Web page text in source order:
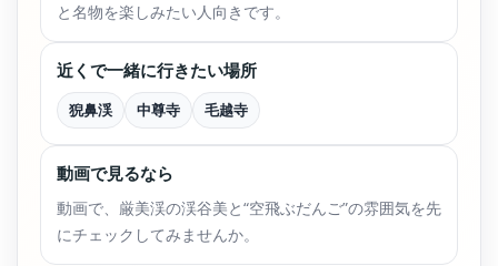
と名物を楽しみたい人向きです。
近くで一緒に行きたい場所
猊鼻渓 中尊寺 毛越寺
動画で見るなら
動画で、厳美渓の渓谷美と“空飛ぶだんご”の雰囲気を先
にチェックしてみませんか。